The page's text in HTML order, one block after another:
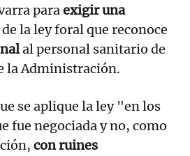
paraexigir una
de la ley foral que reconoce
al personal sanitario de
la Administración.
se aplique la ley "en los
fue negociada y no, como
con ruines